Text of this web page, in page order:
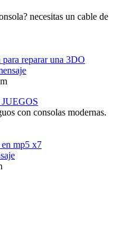
necesitas un cable de
reparar una 3DO
con consolas modernas.
mp5 x7